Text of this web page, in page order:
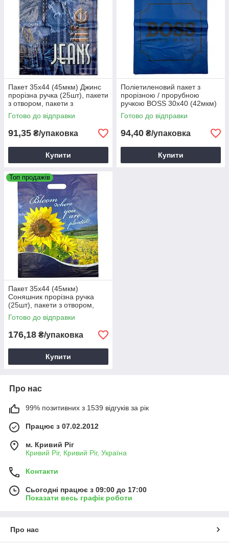
Пакет 35х44 (45мкм) Джинс
прорізна ручка (25шт), пакети
з отвором, пакети з
малюнком
Готово до відправки
91,35 ₴/упаковка
Купити
Поліетиленовий пакет з
прорізною / прорубною
ручкою BOSS 30х40 (42мкм)
(50шт)
Готово до відправки
94,40 ₴/упаковка
Купити
Топ продажів
Пакет 35х44 (45мкм)
Соняшник прорізна ручка
(25шт), пакети з отвором,
пакети з малюнком
Готово до відправки
176,18 ₴/упаковка
Купити
Про нас
99% позитивних з 1539 відгуків за рік
Працює з 07.02.2012
м. Кривий Ріг
Кривий Ріг, Кривий Ріг, Україна
Контакти
Сьогодні працює з 09:00 до 17:00
Показати весь графік роботи
Про нас